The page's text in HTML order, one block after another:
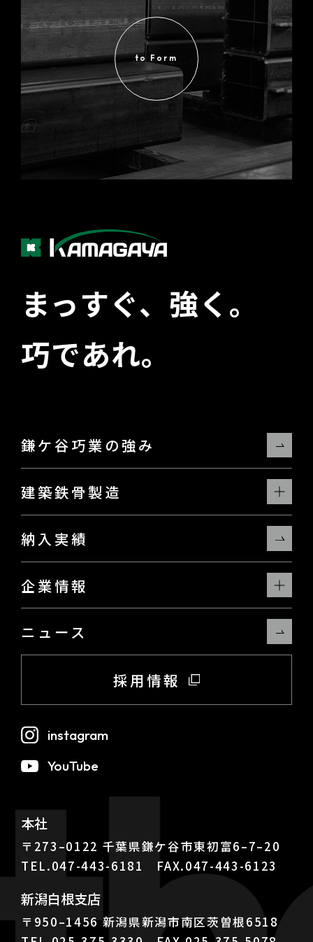
to Form
まっすぐ、強く。
巧であれ。
本社
〒273–0122 千葉県鎌ケ谷市東初富6–7–20
TEL.047-443-6181 FAX.047-443-6123
新潟白根支店
〒950–1456 新潟県新潟市南区茨曽根6518
鎌ケ谷巧業の強み
建築鉄骨製造
納入実績
企業情報
ニュース
採用情報
instagram
YouTube